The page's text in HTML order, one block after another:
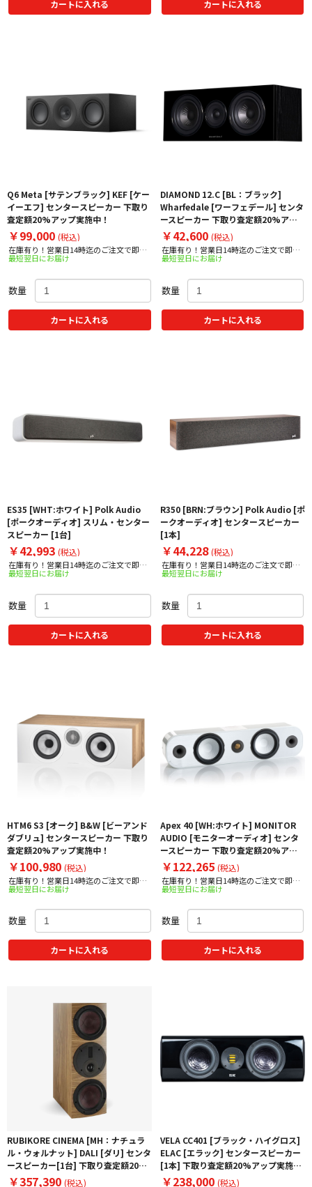
カートに入れる カートに入れる
Q6 Meta [サテンブラック] KEF [ケー
イーエフ] センタースピーカー 下取り
査定額20%アップ実施中！
￥99,000 (税込)
在庫有り！営業日14時迄のご注文で即日
出荷！
最短翌日にお届け
数量
カートに入れる
DIAMOND 12.C [BL：ブラック]
Wharfedale [ワーフェデール] センタ
ースピーカー 下取り査定額20%アッ
プ実施中！
￥42,600 (税込)
在庫有り！営業日14時迄のご注文で即日
出荷！
最短翌日にお届け
数量
カートに入れる
ES35 [WHT:ホワイト] Polk Audio
[ポークオーディオ] スリム・センター
スピーカー [1台]
￥42,993 (税込)
在庫有り！営業日14時迄のご注文で即日
出荷！
最短翌日にお届け
数量
カートに入れる
R350 [BRN:ブラウン] Polk Audio [ポ
ークオーディオ] センタースピーカー
[1本]
￥44,228(税込)
在庫有り！営業日14時迄のご注文で即日
出荷！
最短翌日にお届け
数量
カートに入れる
HTM6 S3 [オーク] B&W [ビーアンド
ダブリュ] センタースピーカー 下取り
査定額20%アップ実施中！
￥100,980 (税込)
在庫有り！営業日14時迄のご注文で即日
出荷！
最短翌日にお届け
数量
カートに入れる
Apex 40 [WH:ホワイト] MONITOR
AUDIO [モニターオーディオ] センタ
ースピーカー 下取り査定額20%アッ
プ実施中！
￥122,265 (税込)
在庫有り！営業日14時迄のご注文で即日
出荷！
最短翌日にお届け
数量
カートに入れる
RUBIKORE CINEMA [MH：ナチュラ
ル・ウォルナット] DALI [ダリ] センタ
ースピーカー[1台] 下取り査定額20%
アップ実施中！
￥357,390 (税込)
VELA CC401 [ブラック・ハイグロス]
ELAC [エラック] センタースピーカー
[1本] 下取り査定額20%アップ実施
中！
￥238,000 (税込)